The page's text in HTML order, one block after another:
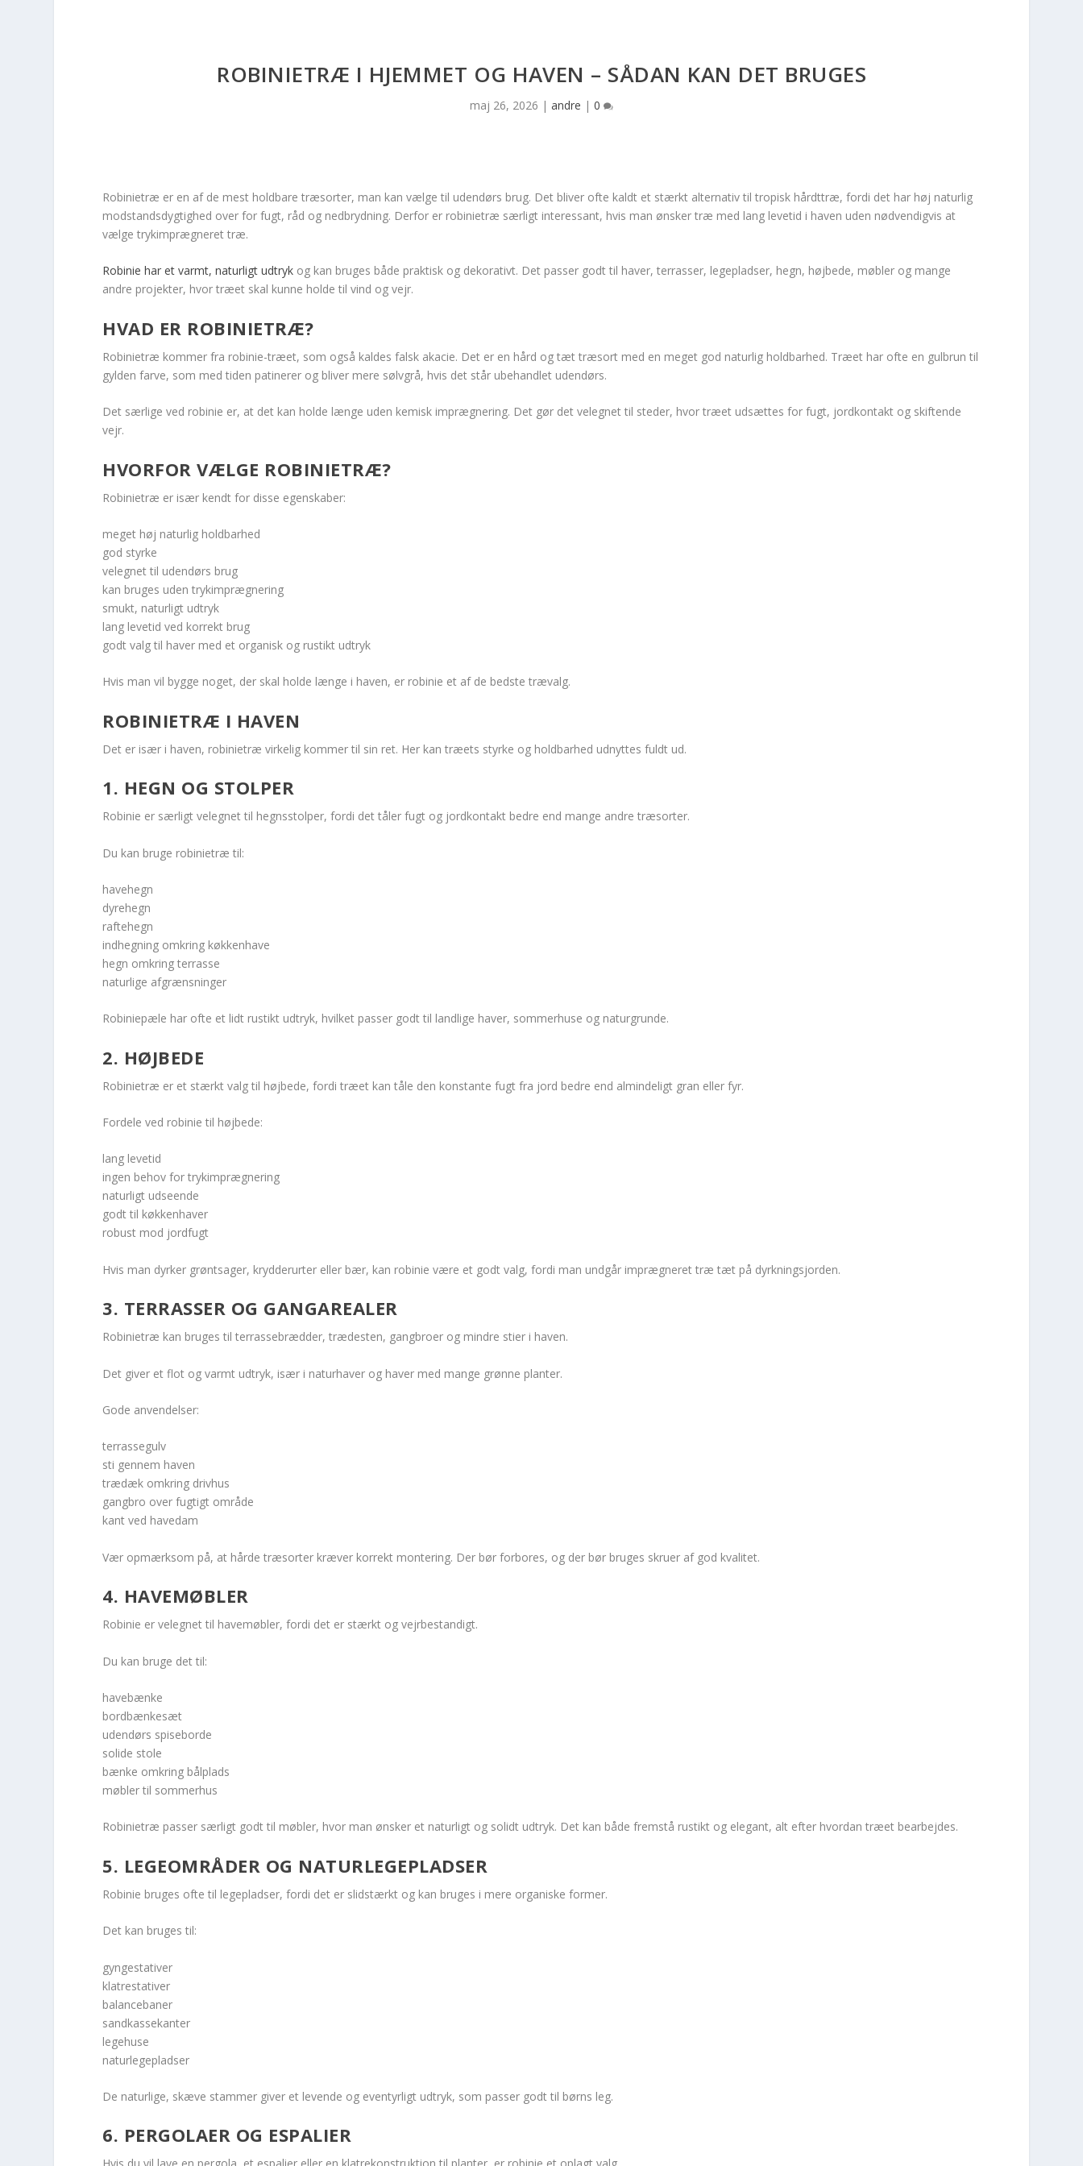
ROBINIETRÆ I HJEMMET OG HAVEN – SÅDAN KAN DET BRUGES
maj 26, 2026 | andre | 0
Robinietræ er en af de mest holdbare træsorter, man kan vælge til udendørs brug. Det bliver ofte kaldt et stærkt alternativ til tropisk hårdttræ, fordi det har høj naturlig
modstandsdygtighed over for fugt, råd og nedbrydning. Derfor er robinietræ særligt interessant, hvis man ønsker træ med lang levetid i haven uden nødvendigvis at
vælge trykimprægneret træ.
Robinie har et varmt, naturligt udtryk og kan bruges både praktisk og dekorativt. Det passer godt til haver, terrasser, legepladser, hegn, højbede, møbler og mange
andre projekter, hvor træet skal kunne holde til vind og vejr.
HVAD ER ROBINIETRÆ?
Robinietræ kommer fra robinie-træet, som også kaldes falsk akacie. Det er en hård og tæt træsort med en meget god naturlig holdbarhed. Træet har ofte en gulbrun til
gylden farve, som med tiden patinerer og bliver mere sølvgrå, hvis det står ubehandlet udendørs.
Det særlige ved robinie er, at det kan holde længe uden kemisk imprægnering. Det gør det velegnet til steder, hvor træet udsættes for fugt, jordkontakt og skiftende
vejr.
HVORFOR VÆLGE ROBINIETRÆ?
Robinietræ er især kendt for disse egenskaber:
meget høj naturlig holdbarhed
god styrke
velegnet til udendørs brug
kan bruges uden trykimprægnering
smukt, naturligt udtryk
lang levetid ved korrekt brug
godt valg til haver med et organisk og rustikt udtryk
Hvis man vil bygge noget, der skal holde længe i haven, er robinie et af de bedste trævalg.
ROBINIETRÆ I HAVEN
Det er især i haven, robinietræ virkelig kommer til sin ret. Her kan træets styrke og holdbarhed udnyttes fuldt ud.
1. HEGN OG STOLPER
Robinie er særligt velegnet til hegnsstolper, fordi det tåler fugt og jordkontakt bedre end mange andre træsorter.
Du kan bruge robinietræ til:
havehegn
dyrehegn
raftehegn
indhegning omkring køkkenhave
hegn omkring terrasse
naturlige afgrænsninger
Robiniepæle har ofte et lidt rustikt udtryk, hvilket passer godt til landlige haver, sommerhuse og naturgrunde.
2. HØJBEDE
Robinietræ er et stærkt valg til højbede, fordi træet kan tåle den konstante fugt fra jord bedre end almindeligt gran eller fyr.
Fordele ved robinie til højbede:
lang levetid
ingen behov for trykimprægnering
naturligt udseende
godt til køkkenhaver
robust mod jordfugt
Hvis man dyrker grøntsager, krydderurter eller bær, kan robinie være et godt valg, fordi man undgår imprægneret træ tæt på dyrkningsjorden.
3. TERRASSER OG GANGAREALER
Robinietræ kan bruges til terrassebrædder, trædesten, gangbroer og mindre stier i haven.
Det giver et flot og varmt udtryk, især i naturhaver og haver med mange grønne planter.
Gode anvendelser:
terrassegulv
sti gennem haven
trædæk omkring drivhus
gangbro over fugtigt område
kant ved havedam
Vær opmærksom på, at hårde træsorter kræver korrekt montering. Der bør forbores, og der bør bruges skruer af god kvalitet.
4. HAVEMØBLER
Robinie er velegnet til havemøbler, fordi det er stærkt og vejrbestandigt.
Du kan bruge det til:
havebænke
bordbænkesæt
udendørs spiseborde
solide stole
bænke omkring bålplads
møbler til sommerhus
Robinietræ passer særligt godt til møbler, hvor man ønsker et naturligt og solidt udtryk. Det kan både fremstå rustikt og elegant, alt efter hvordan træet bearbejdes.
5. LEGEOMRÅDER OG NATURLEGEPLADSER
Robinie bruges ofte til legepladser, fordi det er slidstærkt og kan bruges i mere organiske former.
Det kan bruges til:
gyngestativer
klatrestativer
balancebaner
sandkassekanter
legehuse
naturlegepladser
De naturlige, skæve stammer giver et levende og eventyrligt udtryk, som passer godt til børns leg.
6. PERGOLAER OG ESPALIER